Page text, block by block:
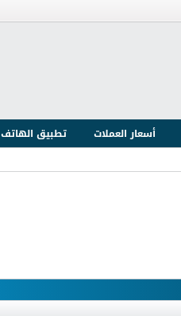
أسعار العملات تطبيق الهاتف